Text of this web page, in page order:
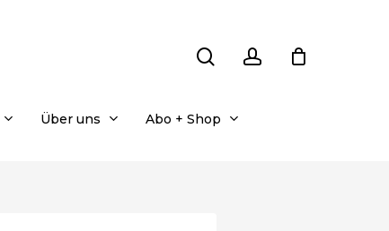
Über uns Abo + Shop